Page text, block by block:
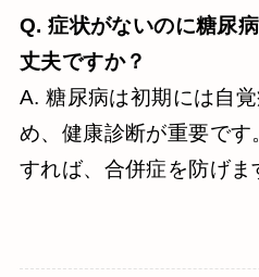
Q. 症状がないのに糖尿
丈夫ですか？
A. 糖尿病は初期には自
め、健康診断が重要で
すれば、合併症を防げま